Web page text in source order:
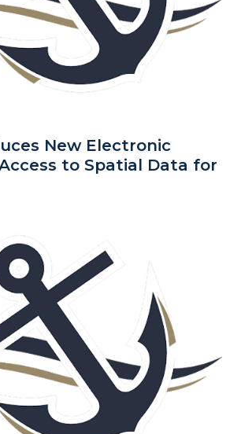
New Electronic
to Spatial Data for